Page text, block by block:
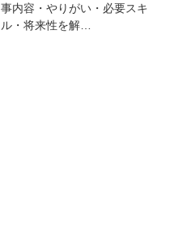
事内容・やりがい・必要スキ
ル・将来性を解…